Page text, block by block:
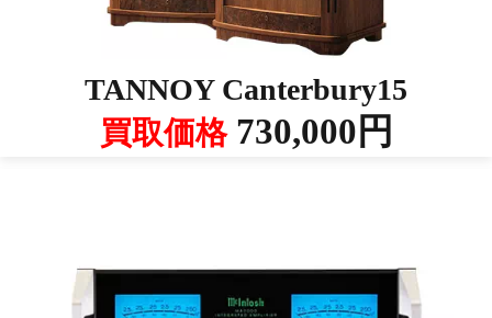
TANNOY Canterbury15
買取価格730,000円